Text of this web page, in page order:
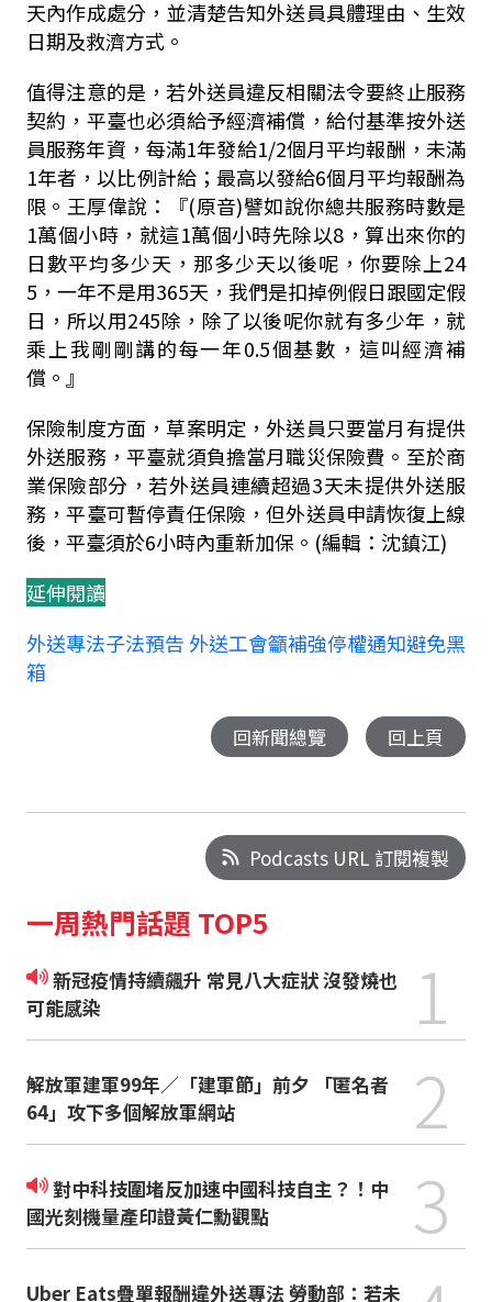
天內作成處分，並清楚告知外送員具體理由、生效
日期及救濟方式。
值得注意的是，若外送員違反相關法令要終止服務
契約，平臺也必須給予經濟補償，給付基準按外送
員服務年資，每滿1年發給1/2個月平均報酬，未滿
1年者，以比例計給；最高以發給6個月平均報酬為
限。王厚偉說：『(原音)譬如說你總共服務時數是
1萬個小時，就這1萬個小時先除以8，算出來你的
日數平均多少天，那多少天以後呢，你要除上24
5，一年不是用365天，我們是扣掉例假日跟國定假
日，所以用245除，除了以後呢你就有多少年，就
乘上我剛剛講的每一年0.5個基數，這叫經濟補
償。』
保險制度方面，草案明定，外送員只要當月有提供
外送服務，平臺就須負擔當月職災保險費。至於商
業保險部分，若外送員連續超過3天未提供外送服
務，平臺可暫停責任保險，但外送員申請恢復上線
後，平臺須於6小時內重新加保。(編輯：沈鎮江)
延伸閱讀
外送專法子法預告 外送工會籲補強停權通知避免黑
箱
回新聞總覽 回上頁
Podcasts URL 訂閱複製
一周熱門話題 TOP5
新冠疫情持續飆升 常見八大症狀 沒發燒也
可能感染
1
解放軍建軍99年／「建軍節」前夕 「匿名者
64」攻下多個解放軍網站
2
對中科技圍堵反加速中國科技自主？！中
國光刻機量產印證黃仁勳觀點
3
Uber Eats疊單報酬違外送專法 勞動部：若未